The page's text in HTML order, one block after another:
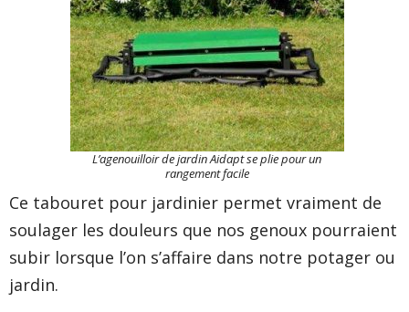
L’agenouilloir de jardin Aidapt se plie pour un
rangement facile
Ce tabouret pour jardinier permet vraiment de
soulager les douleurs que nos genoux pourraient
subir lorsque l’on s’affaire dans notre potager ou
jardin.